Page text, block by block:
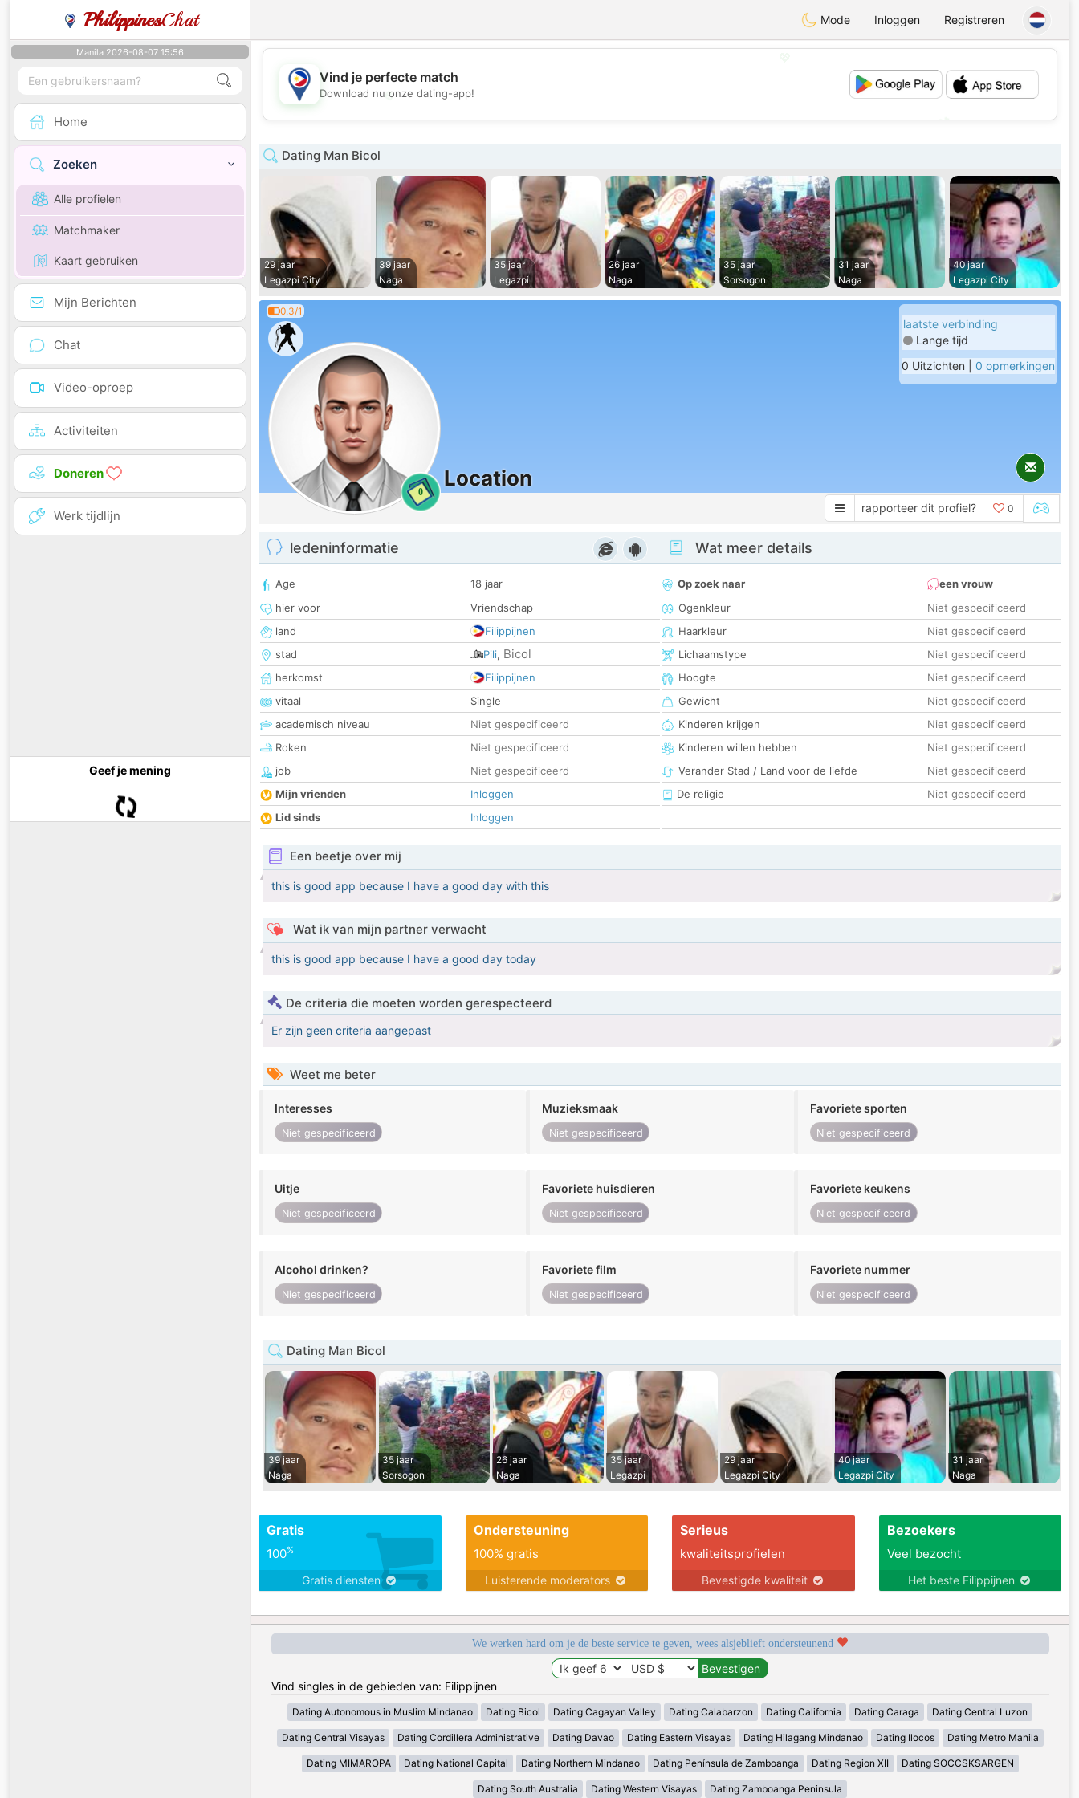
PhilippinesChat Mode Inloggen Registreren
Manila 2026-08-07 15:56
Home
Zoeken
Alle profielen
Matchmaker
Kaart gebruiken
Mijn Berichten
Chat
Video-oproep
Activiteiten
Doneren
Werk tijdlijn
Geef je mening
💕
Vind je perfecte match
Download nu onze dating-app!
Dating Man Bicol
29 jaar
Legazpi City
39 jaar
Naga
35 jaar
Legazpi
26 jaar
Naga
35 jaar
Sorsogon
31 jaar
Naga
40 jaar
Legazpi City
0.3/1
0
Location
laatste verbinding
Lange tijd
0 Uitzichten | 0 opmerkingen
rapporteer dit profiel? 0
ledeninformatie
Age
18 jaar
hier voor
Vriendschap
land
Filippijnen
stad
Pili, Bicol
herkomst
Filippijnen
vitaal
Single
academisch niveau
Niet gespecificeerd
Roken
Niet gespecificeerd
job
Niet gespecificeerd
Mijn vrienden
Inloggen
Lid sinds
Inloggen
Wat meer details
Op zoek naar
een vrouw
Ogenkleur
Niet gespecificeerd
Haarkleur
Niet gespecificeerd
Lichaamstype
Niet gespecificeerd
Hoogte
Niet gespecificeerd
Gewicht
Niet gespecificeerd
Kinderen krijgen
Niet gespecificeerd
Kinderen willen hebben
Niet gespecificeerd
Verander Stad / Land voor de liefde
Niet gespecificeerd
De religie
Niet gespecificeerd
Een beetje over mij
this is good app because I have a good day with this
Wat ik van mijn partner verwacht
this is good app because I have a good day today
De criteria die moeten worden gerespecteerd
Er zijn geen criteria aangepast
Weet me beter
Interesses
Niet gespecificeerd
Muzieksmaak
Niet gespecificeerd
Favoriete sporten
Niet gespecificeerd
Uitje
Niet gespecificeerd
Favoriete huisdieren
Niet gespecificeerd
Favoriete keukens
Niet gespecificeerd
Alcohol drinken?
Niet gespecificeerd
Favoriete film
Niet gespecificeerd
Favoriete nummer
Niet gespecificeerd
Dating Man Bicol
39 jaar
Naga
35 jaar
Sorsogon
26 jaar
Naga
35 jaar
Legazpi
29 jaar
Legazpi City
40 jaar
Legazpi City
31 jaar
Naga
Gratis
100%
Gratis diensten
Ondersteuning
100% gratis
Luisterende moderators
Serieus
kwaliteitsprofielen
Bevestigde kwaliteit
Bezoekers
Veel bezocht
Het beste Filippijnen
We werken hard om je de beste service te geven, wees alsjeblieft ondersteunend
Vind singles in de gebieden van: Filippijnen
Dating Autonomous in Muslim Mindanao Dating Bicol Dating Cagayan Valley Dating Calabarzon Dating California Dating Caraga Dating Central Luzon
Dating Central Visayas Dating Cordillera Administrative Dating Davao Dating Eastern Visayas Dating Hilagang Mindanao Dating Ilocos Dating Metro Manila
Dating MIMAROPA Dating National Capital Dating Northern Mindanao Dating Península de Zamboanga Dating Region XII Dating SOCCSKSARGEN
Dating South Australia Dating Western Visayas Dating Zamboanga Peninsula